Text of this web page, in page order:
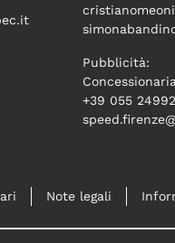
Pubblicità:
+39 055
Note legali